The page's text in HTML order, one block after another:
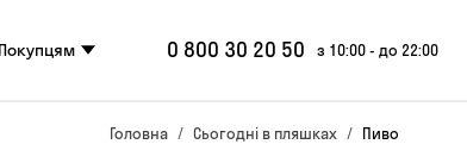
Покупцям 0 800 30 20 50 з 10:00 - до 22:00
Головна Сьогодні в пляшках Пиво